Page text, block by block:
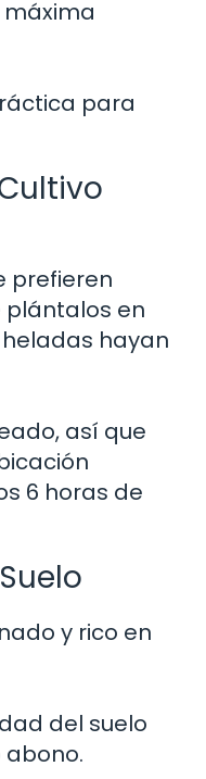
para
prefieren
plántalos en
hayan
así que
6 horas de
y rico en
del suelo